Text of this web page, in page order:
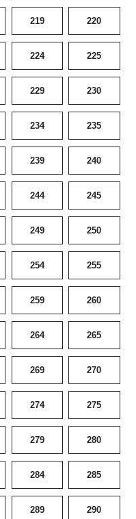
219 220
224 225
229 230
234 235
239 240
244 245
249 250
254 255
259 260
264 265
269 270
274 275
279 280
284 285
289 290